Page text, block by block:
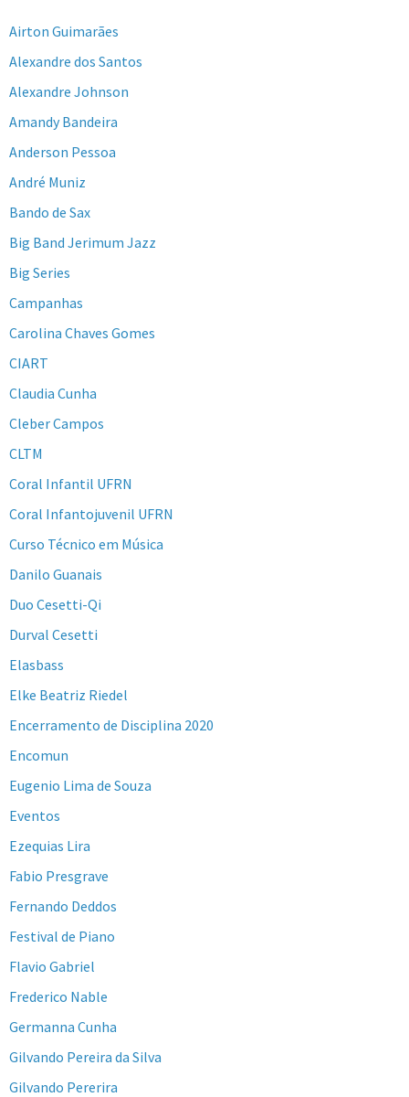
Airton Guimarães
Alexandre dos Santos
Alexandre Johnson
Amandy Bandeira
Anderson Pessoa
André Muniz
Bando de Sax
Big Band Jerimum Jazz
Big Series
Campanhas
Carolina Chaves Gomes
CIART
Claudia Cunha
Cleber Campos
CLTM
Coral Infantil UFRN
Coral Infantojuvenil UFRN
Curso Técnico em Música
Danilo Guanais
Duo Cesetti-Qi
Durval Cesetti
Elasbass
Elke Beatriz Riedel
Encerramento de Disciplina 2020
Encomun
Eugenio Lima de Souza
Eventos
Ezequias Lira
Fabio Presgrave
Fernando Deddos
Festival de Piano
Flavio Gabriel
Frederico Nable
Germanna Cunha
Gilvando Pereira da Silva
Gilvando Pererira